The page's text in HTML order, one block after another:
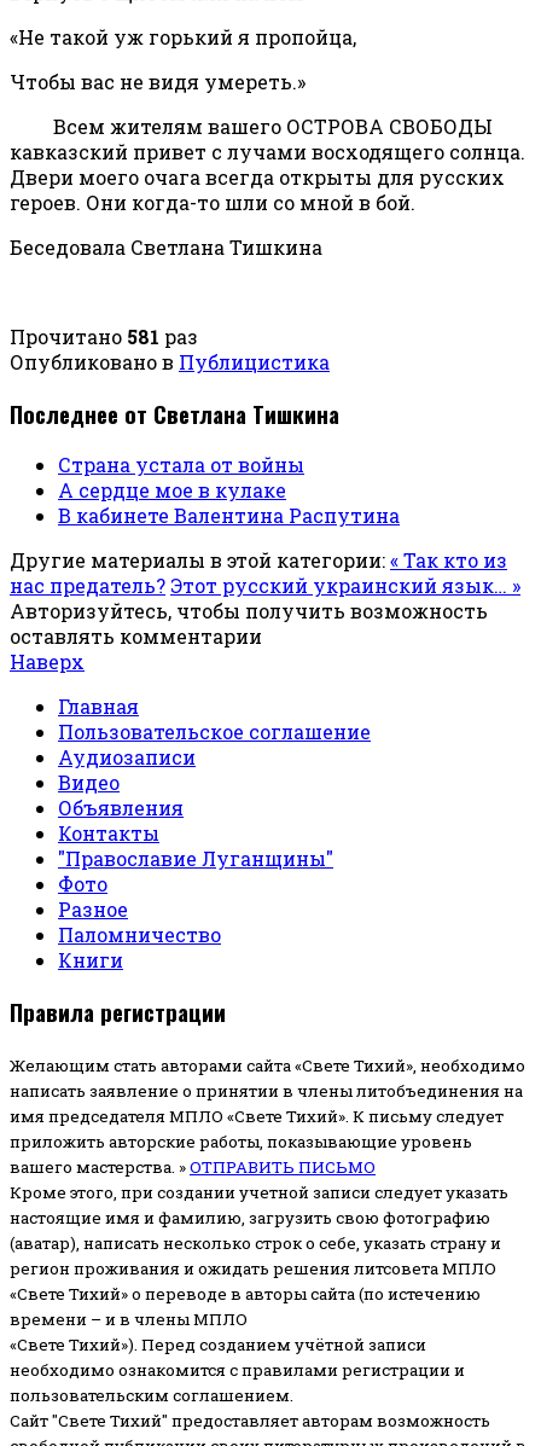
«Не такой уж горький я пропойца,
Чтобы вас не видя умереть.»
Всем жителям вашего ОСТРОВА СВОБОДЫ
кавказский привет с лучами восходящего солнца.
Двери моего очага всегда открыты для русских
героев. Они когда-то шли со мной в бой.
Беседовала Светлана Тишкина
Прочитано 581 раз
Опубликовано в Публицистика
Последнее от Светлана Тишкина
Страна устала от войны
А сердце мое в кулаке
В кабинете Валентина Распутина
Другие материалы в этой категории:« Так кто из
нас предатель? Этот русский украинский язык… »
Авторизуйтесь, чтобы получить возможность
оставлять комментарии
Наверх
Главная
Пользовательское соглашение
Аудиозаписи
Видео
Объявления
Контакты
"Православие Луганщины"
Фото
Разное
Паломничество
Книги
Правила регистрации
Желающим стать авторами сайта «Свете Тихий», необходимо
написать заявление о принятии в члены литобъединения на
имя председателя МПЛО «Свете Тихий». К письму следует
приложить авторские работы, показывающие уровень
вашего мастерства. »ОТПРАВИТЬ ПИСЬМО
Кроме этого, при создании учетной записи следует указать
настоящие имя и фамилию, загрузить свою фотографию
(аватар), написать несколько строк о себе, указать страну и
регион проживания и ожидать решения литсовета МПЛО
«Свете Тихий» о переводе в авторы сайта (по истечению
времени – и в члены МПЛО
«Свете Тихий»). Перед созданием учётной записи
необходимо ознакомится с правилами регистрации и
пользовательским соглашением.
Сайт "Свете Тихий" предоставляет авторам возможность